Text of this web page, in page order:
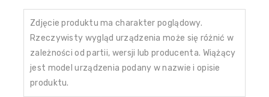
Zdjęcie produktu ma charakter poglądowy.
Rzeczywisty wygląd urządzenia może się różnić w
zależności od partii, wersji lub producenta. Wiążący
jest model urządzenia podany w nazwie i opisie
produktu.